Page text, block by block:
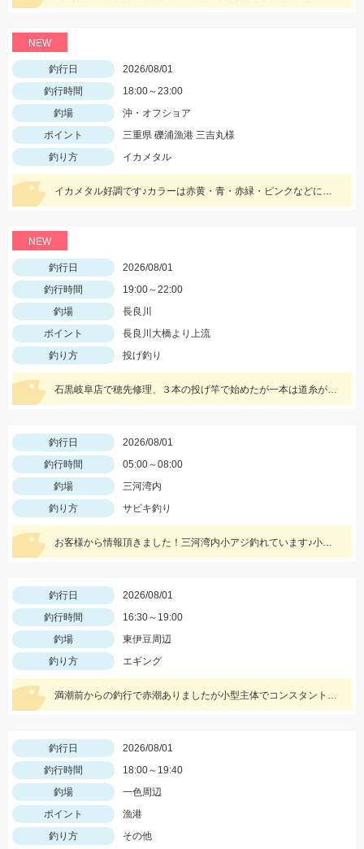
NEW
釣行日
2026/08/01
釣行時間
18:00～23:00
釣場
沖・オフショア
ポイント
三重県 礫浦漁港 三吉丸様
釣り方
イカメタル
イカメタル好調です♪カラーは赤黄・青・赤緑・ピンクなどに好反応！20～10ｍでもよく釣れるので、15号以下の軽いメタルもあるといいです‼
NEW
釣行日
2026/08/01
釣行時間
19:00～22:00
釣場
長良川
ポイント
長良川大橋より上流
釣り方
投げ釣り
石黒岐阜店で穂先修理、３本の投げ竿で始めたが一本は道糸が古く、重りを付けて投げると切れてしまい使用できず、２本でやったが仕掛けを投げると同じ調子で鈴がなり中〜良型が釣れる休むこともできず終了後に数えたら答えは20本
釣行日
2026/08/01
釣行時間
05:00～08:00
釣場
三河湾内
釣り方
サビキ釣り
お客様から情報頂きました！三河湾内小アジ釣れています♪小針がいいですよ！針のサイズは3～4号がいいです！
釣行日
2026/08/01
釣行時間
16:30～19:00
釣場
東伊豆周辺
釣り方
エギング
満潮前からの釣行で赤潮ありましたが小型主体でコンスタントにあたりがありました
釣行日
2026/08/01
釣行時間
18:00～19:40
釣場
一色周辺
ポイント
漁港
釣り方
その他